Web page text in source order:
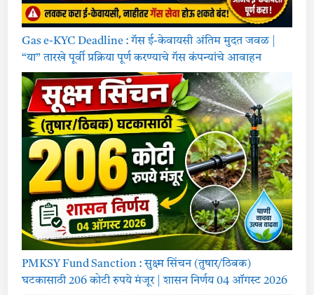
Gas e-KYC Deadline : गॅस ई-केवायसी अंतिम मुदत जवळ |
“या” तारखे पूर्वी प्रक्रिया पूर्ण करण्याचे गॅस कंपन्यांचे आवाहन
PMKSY Fund Sanction : सुक्ष्म सिंचन (तुषार/ठिबक)
घटकासाठी 206 कोटी रुपये मंजूर | शासन निर्णय 04 ऑगस्ट 2026